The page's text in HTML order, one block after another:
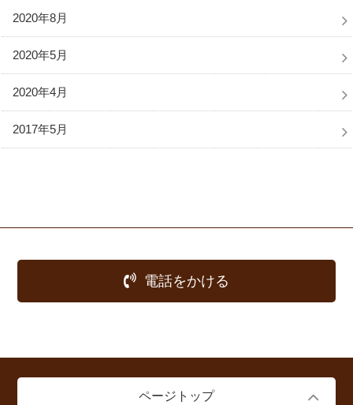
2020年8月
2020年5月
2020年4月
2017年5月
電話をかける
ページトップ